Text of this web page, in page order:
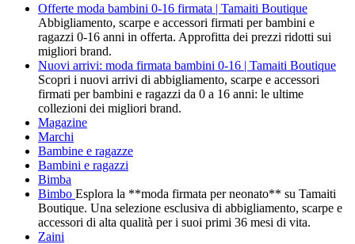
Offerte moda bambini 0-16 firmata | Tamaiti Boutique
Abbigliamento, scarpe e accessori firmati per bambini e
ragazzi 0-16 anni in offerta. Approfitta dei prezzi ridotti sui
migliori brand.
Nuovi arrivi: moda firmata bambini 0-16 | Tamaiti Boutique
Scopri i nuovi arrivi di abbigliamento, scarpe e accessori
firmati per bambini e ragazzi da 0 a 16 anni: le ultime
collezioni dei migliori brand.
Magazine
Marchi
Bambine e ragazze
Bambini e ragazzi
Bimba
Bimbo Esplora la **moda firmata per neonato** su Tamaiti
Boutique. Una selezione esclusiva di abbigliamento, scarpe e
accessori di alta qualità per i suoi primi 36 mesi di vita.
Zaini